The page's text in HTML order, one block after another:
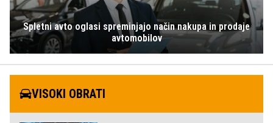
Spletni avto oglasi spreminjajo način nakupa in prodaje
avtomobilov
VISOKI OBRATI